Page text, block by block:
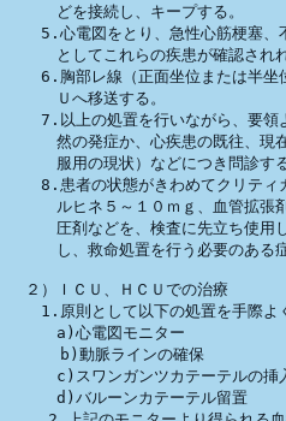
どを接続し、キープする。
5.心電図をとり、急性心筋梗塞、
としてこれらの疾患が確認されれ
6.胸部レ線（正面坐位または半坐
Ｕへ移送する。
7.以上の処置を行いながら、要領
然の発症か、心疾患の既往、現在
服用の現状）などにつき問診する
8.患者の状態がきわめてクリティ
ルヒネ５～１０ｍｇ、血管拡張剤
圧剤などを、検査に先立ち使用し
し、救命処置を行う必要のある症
２）ＩＣＵ、ＨＣＵでの治療
1.原則として以下の処置を手際よく
a)心電図モニター
b)動脈ラインの確保
c)スワンガンツカテーテルの挿入
d)バルーンカテーテル留置